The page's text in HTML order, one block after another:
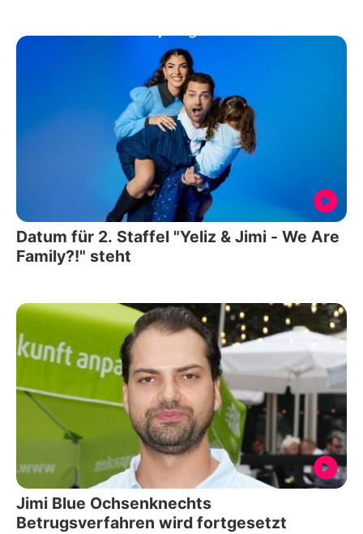
Datum für 2. Staffel "Yeliz & Jimi - We Are
Family?!" steht
Jimi Blue Ochsenknechts
Betrugsverfahren wird fortgesetzt